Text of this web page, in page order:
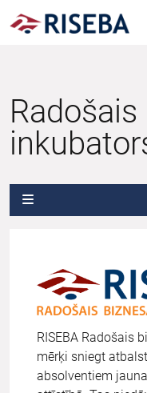
RISEBA Radošais
mērķi sniegt
absolventiem